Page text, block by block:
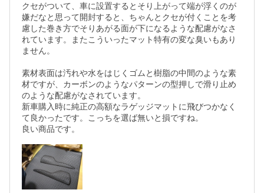
クセがついて、車に設置するとそり上がって端が浮くのが
嫌だなと思って開封すると、ちゃんとクセが付くことを考
慮した巻き方でそりあがる面が下になるような配慮がなさ
れています。またこういったマット特有の変な臭いもあり
ません。
素材表面は汚れや水をはじくゴムと樹脂の中間のような素
材ですが、カーボンのようなパターンの型押しで滑り止め
のような配慮がなされています。
新車購入時に純正の高額なラゲッジマットに飛びつかなく
て良かったです。こっちを選ば無いと損ですね。
良い商品です。